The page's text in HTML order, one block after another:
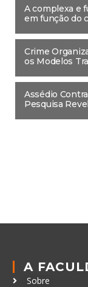
A complexa e
em função do
Crime
os Modelos
Assédio
Pesquisa
A
Sobre